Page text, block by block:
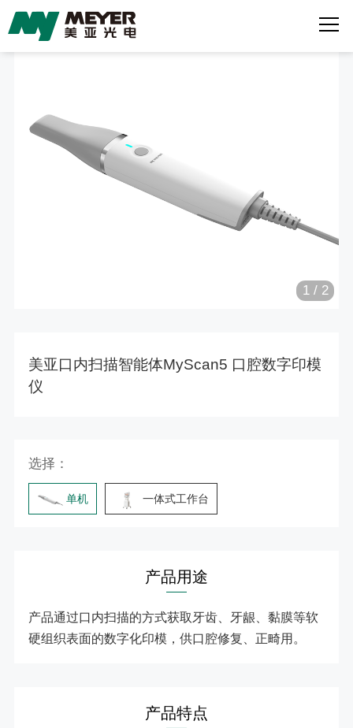
1 / 2
美亚口内扫描智能体MyScan5 口腔数字印模
仪
选择：
单机 一体式工作台
产品用途
产品通过口内扫描的方式获取牙齿、牙龈、黏膜等软
硬组织表面的数字化印模，供口腔修复、正畸用。
产品特点